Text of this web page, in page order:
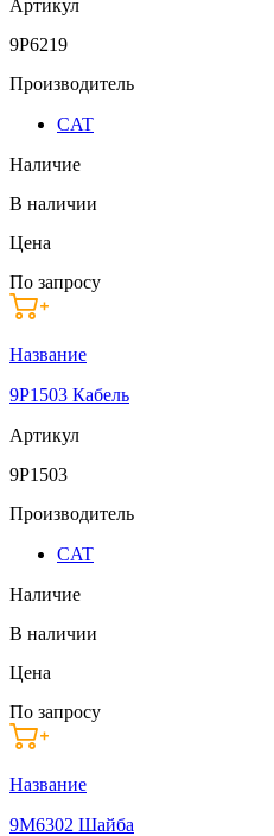
Артикул
9P6219
Производитель
CAT
Наличие
В наличии
Цена
По запросу
Название
9P1503 Кабель
Артикул
9P1503
Производитель
CAT
Наличие
В наличии
Цена
По запросу
Название
9M6302 Шайба